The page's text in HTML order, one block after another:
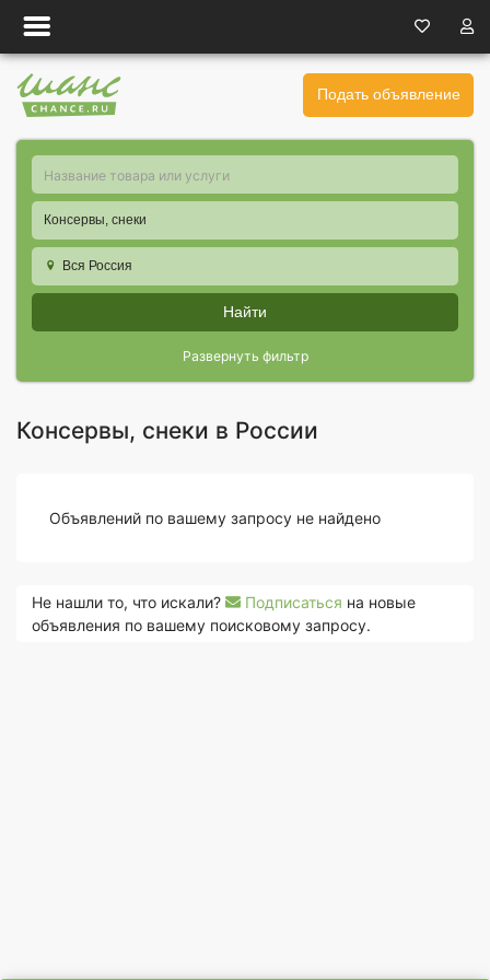
Подать объявление
Консервы, снеки
Вся Россия
Найти
Развернуть фильтр
Консервы, снеки в России
Объявлений по вашему запросу не найдено
Не нашли то, что искали? Подписаться на новые
объявления по вашему поисковому запросу.